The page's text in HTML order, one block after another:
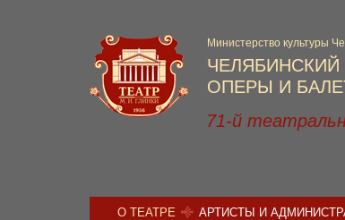
ОПЕРЫ И
Министерство культуры
71-й
О ТЕАТРЕ АРТИСТЫ И